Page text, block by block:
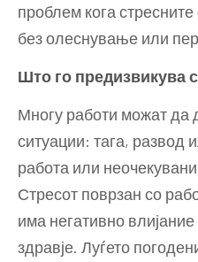
проблем кога
без олеснување или
Што го предизвикува
Многу работи можат да
ситуации: тага, развод
работа или
Стресот поврзан со
има негативно
здравје. Луѓето